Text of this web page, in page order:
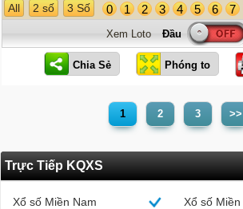
All 2 số 3 Số 0 1 2 3 4 5 6 7
Xem Loto
1 2 3 >>
Trực Tiếp KQXS
Xổ số Miền Nam Xổ số Miền